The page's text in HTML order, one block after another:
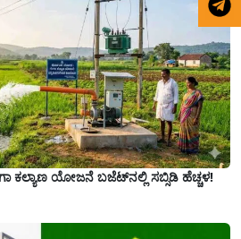
ಕಲ್ಯಾಣ ಯೋಜನೆ ಬಜೆಟ್‌ನಲ್ಲಿ ಸಬ್ಸಿಡಿ ಹೆಚ್ಚಳ!